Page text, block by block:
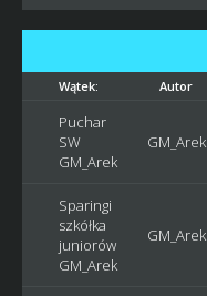
Wątek: Autor
Puchar
SW
GM_Arek
GM_Arek
Sparingi
szkółka
juniorów
GM_Arek
GM_Arek